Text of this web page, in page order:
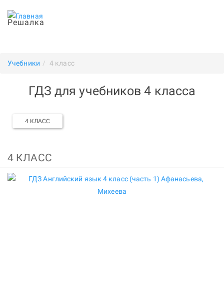
Решалка
Учебники 4 класс
ГДЗ для учебников 4 класса
4 КЛАСС
4 КЛАСС